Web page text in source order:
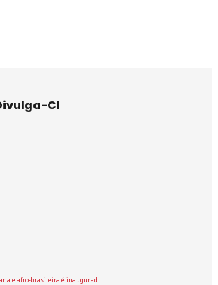
CI
e afro-brasileira é inaugurad…